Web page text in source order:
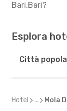
Bari,Bari?
Esplora
Città
Hotel ... Mola